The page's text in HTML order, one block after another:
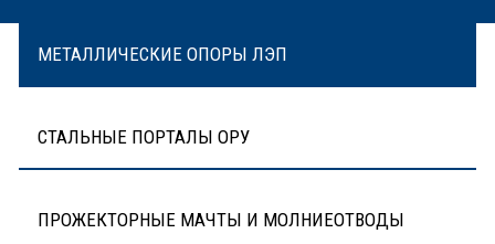
МЕТАЛЛИЧЕСКИЕ ОПОРЫ ЛЭП
СТАЛЬНЫЕ ПОРТАЛЫ ОРУ
ПРОЖЕКТОРНЫЕ МАЧТЫ И МОЛНИЕОТВОДЫ